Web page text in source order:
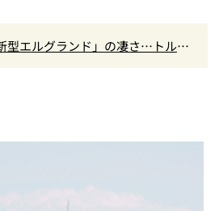
型エルグランド」の凄さ…トルク5